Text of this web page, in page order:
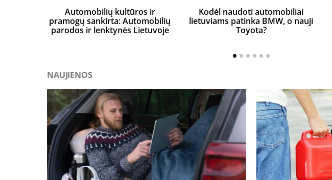
Automobilių kultūros ir
pramogų sankirta: Automobilių
parodos ir lenktynės Lietuvoje
Kodėl naudoti automobiliai
lietuviams patinka BMW, o nauji
Toyota?
NAUJIENOS